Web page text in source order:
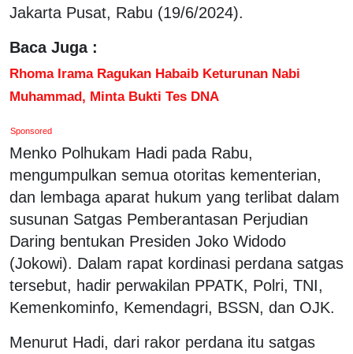
Jakarta Pusat, Rabu (19/6/2024).
Baca Juga :
Rhoma Irama Ragukan Habaib Keturunan Nabi
Muhammad, Minta Bukti Tes DNA
Sponsored
Menko Polhukam Hadi pada Rabu,
mengumpulkan semua otoritas kementerian,
dan lembaga aparat hukum yang terlibat dalam
susunan Satgas Pemberantasan Perjudian
Daring bentukan Presiden Joko Widodo
(Jokowi). Dalam rapat kordinasi perdana satgas
tersebut, hadir perwakilan PPATK, Polri, TNI,
Kemenkominfo, Kemendagri, BSSN, dan OJK.
Menurut Hadi, dari rakor perdana itu satgas